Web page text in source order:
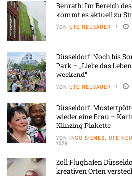
Benrath: Im Bereich
kommt es aktuell zu
VON UTE NEUBAUER
Düsseldorf: Noch bis
Park – „Liebe das
weekend“
VON UTE NEUBAUER
Düsseldorf:
wieder eine Frau –
Klinzing Plakette
VON INGO SIEMES, UTE
2026
Zoll Flughafen
kreativen Orten